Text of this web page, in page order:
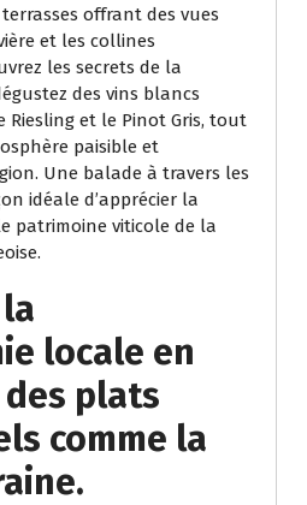
offrant des vues
et les collines
les secrets de la
des vins blancs
Riesling et le Pinot Gris, tout
paisible et
Une balade à travers les
idéale d’apprécier la
patrimoine viticole de la
locale en
plats
comme la